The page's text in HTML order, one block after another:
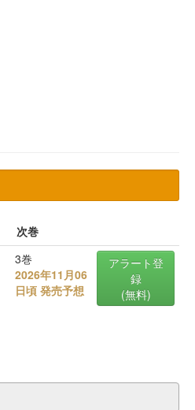
次巻
3巻
2026年11月06
日頃 発売予想
アラート登
録
(無料)